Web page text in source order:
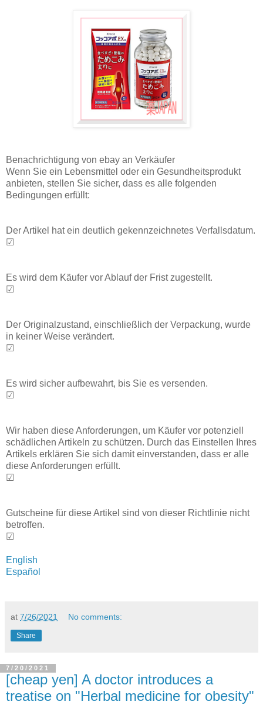
Benachrichtigung von ebay an Verkäufer
Wenn Sie ein Lebensmittel oder ein Gesundheitsprodukt
anbieten, stellen Sie sicher, dass es alle folgenden
Bedingungen erfüllt:
Der Artikel hat ein deutlich gekennzeichnetes Verfallsdatum.
☑
Es wird dem Käufer vor Ablauf der Frist zugestellt.
☑
Der Originalzustand, einschließlich der Verpackung, wurde
in keiner Weise verändert.
☑
Es wird sicher aufbewahrt, bis Sie es versenden.
☑
Wir haben diese Anforderungen, um Käufer vor potenziell
schädlichen Artikeln zu schützen. Durch das Einstellen Ihres
Artikels erklären Sie sich damit einverstanden, dass er alle
diese Anforderungen erfüllt.
☑
Gutscheine für diese Artikel sind von dieser Richtlinie nicht
betroffen.
☑
English
Español
at 7/26/2021 No comments:
Share
7/20/2021
[cheap yen] A doctor introduces a
treatise on "Herbal medicine for obesity"